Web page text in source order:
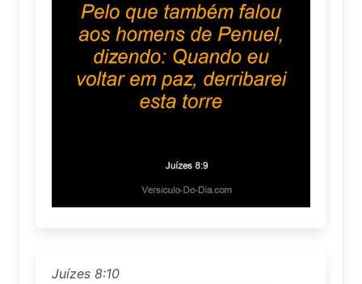
Juízes 8:10